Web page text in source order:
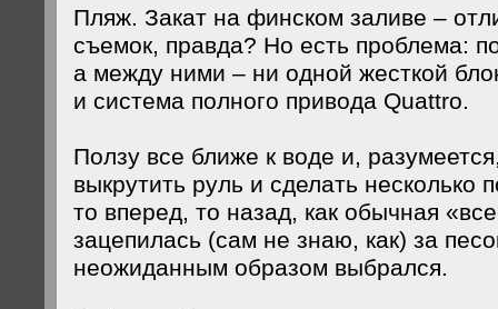
Пляж. Закат на финском заливе –
съемок, правда? Но есть проблема:
а между ними – ни одной жесткой
и система полного привода Quattro.
Ползу все ближе к воде и,
выкрутить руль и сделать несколько
то вперед, то назад, как обычная
зацепилась (сам не знаю, как) за
неожиданным образом выбрался.